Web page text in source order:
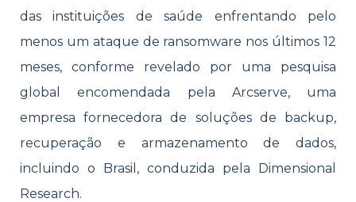
das instituições de saúde enfrentando pelo
menos um ataque de ransomware nos últimos 12
meses, conforme revelado por uma pesquisa
global encomendada pela Arcserve, uma
empresa fornecedora de soluções de backup,
recuperação e armazenamento de dados,
incluindo o Brasil, conduzida pela Dimensional
Research.